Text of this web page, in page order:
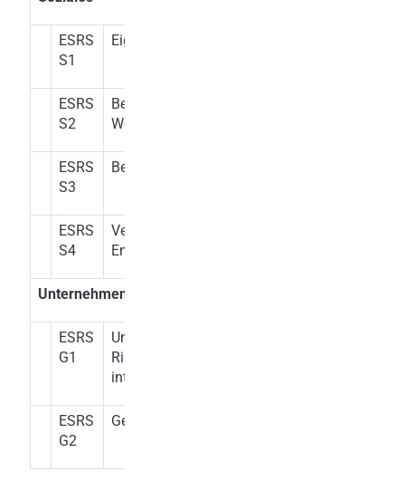
ESRS
S1
Eigene Arbeitskräfte
ESRS
S2
Beschäftigte in der
Wertschöpfungskette
ESRS
S3
Betroffene Gemeinden
ESRS
S4
Verbraucher und
Endverbraucher
Unternehmensführung
ESRS
G1
Unternehmensführung,
Risikomanagement und
interne Kontrolle
ESRS
G2
Geschäftsgebarung